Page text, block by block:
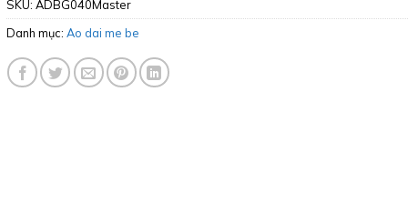
SKU: ADBG040Master
Danh mục: Ao dai me be